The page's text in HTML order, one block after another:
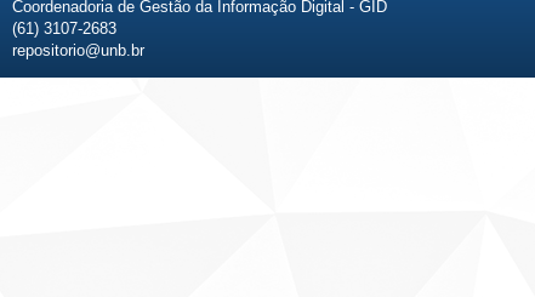
Coordenadoria de Gestão da Informação Digital - GID
(61) 3107-2683
repositorio@unb.br